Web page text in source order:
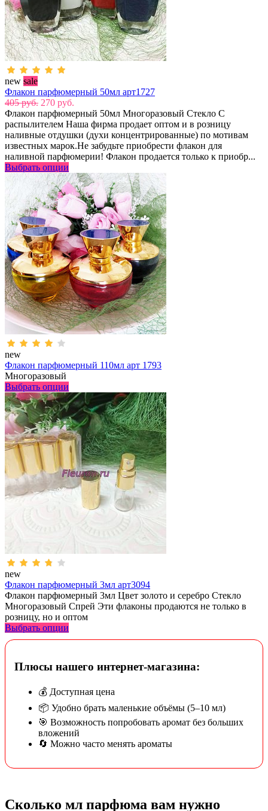
new sale
Флакон парфюмерный 50мл арт1727
405 руб. 270 руб.
Флакон парфюмерный 50мл Многоразовый Стекло С
распылителем Наша фирма продает оптом и в розницу
наливные отдушки (духи концентрированные) по мотивам
известных марок.Не забудьте приобрести флакон для
наливной парфюмерии! Флакон продается только к приобр...
Выбрать опции
new
Флакон парфюмерный 110мл арт 1793
Многоразовый
Выбрать опции
new
Флакон парфюмерный 3мл арт3094
Флакон парфюмерный 3мл Цвет золото и серебро Стекло
Многоразовый Спрей Эти флаконы продаются не только в
розницу, но и оптом
Выбрать опции
Плюсы нашего интернет-магазина:
💰 Доступная цена
📦 Удобно брать маленькие объёмы (5–10 мл)
🎯 Возможность попробовать аромат без больших
вложений
🔄 Можно часто менять ароматы
Сколько мл парфюма вам нужно